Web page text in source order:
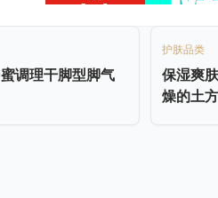
调理干脚型脚气
护肤品类
保湿爽
燥的土方